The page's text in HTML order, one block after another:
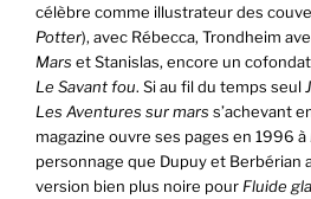
célèbre comme illustrateur des
Potter), avec Rébecca, Trondheim
Mars et Stanislas, encore un
Le Savant fou. Si au fil du temps seul
Les Aventures sur mars s’achevant
magazine ouvre ses pages en 1996 à
personnage que Dupuy et Berbérian
version bien plus noire pour Fluide